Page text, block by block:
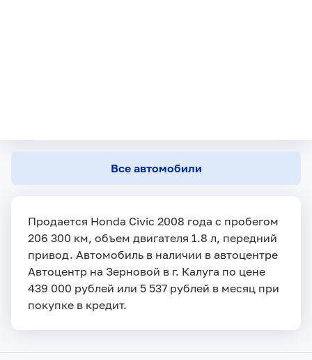
Все автомобили
Продается Honda Civic 2008 года с пробегом
206 300 км, объем двигателя 1.8 л, передний
привод. Автомобиль в наличии в автоцентре
Автоцентр на Зерновой в г. Калуга по цене
439 000 рублей или 5 537 рублей в месяц при
покупке в кредит.